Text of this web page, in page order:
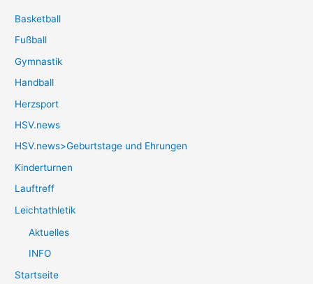
Basketball
Fußball
Gymnastik
Handball
Herzsport
HSV.news
HSV.news>Geburtstage und Ehrungen
Kinderturnen
Lauftreff
Leichtathletik
Aktuelles
INFO
Startseite